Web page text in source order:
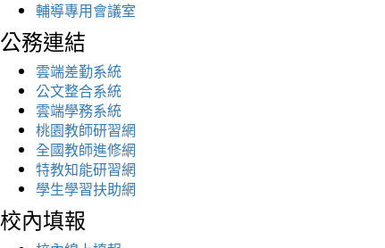
輔導專用會議室
公務連結
雲端差勤系統
公文整合系統
雲端學務系統
桃園教師研習網
全國教師進修網
特教知能研習網
學生學習扶助網
校內填報